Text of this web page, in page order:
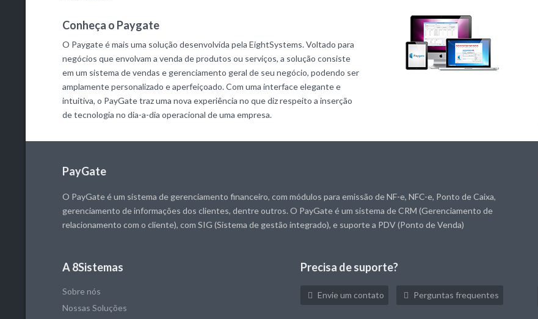
Conheça o Paygate
O Paygate é mais uma solução desenvolvida pela EightSystems. Voltado para
negócios que envolvam a venda de produtos ou serviços, a solução consiste
em um sistema de vendas e gerenciamento geral de seu negócio, podendo ser
amplamente personalizado e aperfeiçoado. Com uma interface elegante e
intuitiva, o PayGate traz uma nova experiência no que diz respeito a inserção
de tecnologia no dia-a-dia operacional de uma empresa.
PayGate
O PayGate é um sistema de gerenciamento financeiro, com módulos para emissão de NF-e, NFC-e, Ponto de Caixa,
gerenciamento de informações dos clientes, dentre outros. O PayGate é um sistema de CRM (Gerenciamento de
relacionamento com o cliente), com SIG (Sistema de gestão integrado), e suporte a PDV (Ponto de Venda)
A 8Sistemas
Sobre nós
Nossas Soluções
Precisa de suporte?
Envie um contato Perguntas frequentes